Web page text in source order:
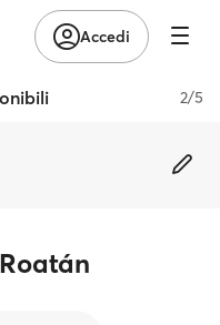
Accedi
2/5
Roatán